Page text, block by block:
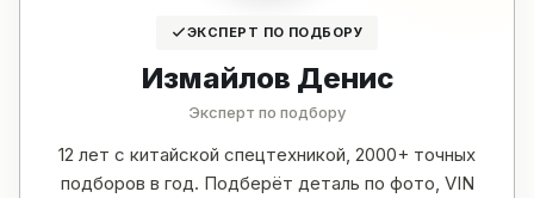
ЭКСПЕРТ ПО ПОДБОРУ
Измайлов Денис
Эксперт по подбору
12 лет с китайской спецтехникой, 2000+ точных
подборов в год. Подберёт деталь по фото, VIN